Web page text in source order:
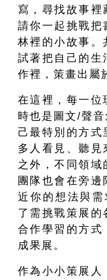
寫，尋找故事裡
請你一起挑戰把
林裡的小故事。
試著把自己的生
作裡，策畫出屬
在這裡，每一位
時也是圖文/聲
己最特別的方式
多人看見、聽見
之外，不同領域
團隊也會在旁
近你的想法與
了需挑戰策展的
合作學習的方式
成果展。
作為小小策展人